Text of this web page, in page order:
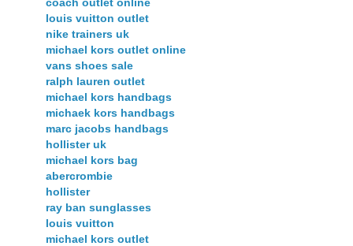
louis vuitton outlet
nike trainers uk
michael kors outlet online
vans shoes sale
ralph lauren outlet
michael kors handbags
michaek kors handbags
marc jacobs handbags
hollister uk
michael kors bag
abercrombie
hollister
ray ban sunglasses
louis vuitton
michael kors outlet